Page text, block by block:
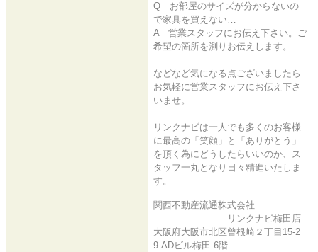
Q お部屋のサイズが分からないの
で家具を買えない…
A 営業スタッフにお伝え下さい。ご
希望の箇所を測りお伝えします。
などなど気になる点ございましたら
お気軽に営業スタッフにお伝え下さ
いませ。
リンクナビは一人でも多くのお客様
に最高の「笑顔」と「ありがとう」
を頂く為にどうしたらいいのか、ス
タッフ一丸となり日々精進いたしま
す。
関西不動産流通株式会社
リンクナビ梅田店
大阪府大阪市北区曾根崎２丁目15-2
9 ADビル梅田 6階